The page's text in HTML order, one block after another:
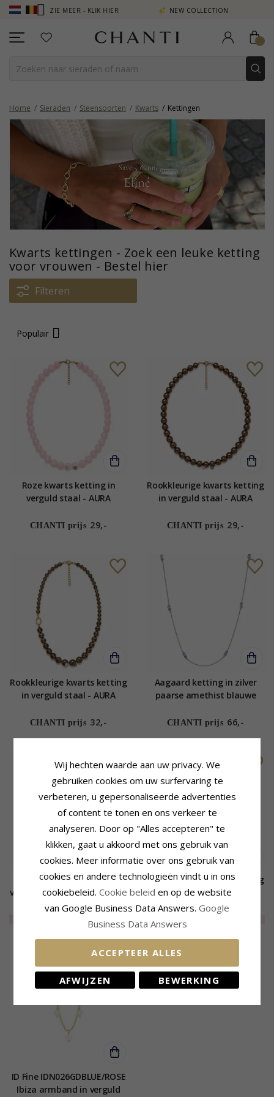
ZIE MEER - KLIK HIER NEW COLLECTION | AURA
Home Sieraden Steensoorten Kwarts Kettingen
Kwarts kettingen - Zoek een leuke ketting
voor vrouwen - Bestel hier
Filteren
Populair
Roze kwarts ketting in
verguld staal - AURA
CHANTI prijs 29,-
Rookkleurige kwarts ketting
in verguld staal - AURA
CHANTI prijs 29,-
Rookkleurige kwarts ketting
in verguld staal - AURA
CHANTI prijs 32,-
Aagaard ketting in zilver
paarse amethist blauwe
CHANTI prijs 66,-
Veelkleurig ketting in
verguld sterlingzilver - Loom
Stones
CHANTI prijs 97,-
49,-
Rookkleurige kwarts ketting
met hanger in verguld
messing - Eliné
CHANTI prijs 38,-
ID Fine IDN026GDBLUE/ROSE
Ibiza armband in verguld
Wij hechten waarde aan uw privacy. We
gebruiken cookies om uw surfervaring te
verbeteren, u gepersonaliseerde advertenties
of content te tonen en ons verkeer te
analyseren. Door op "Alles accepteren" te
klikken, gaat u akkoord met ons gebruik van
cookies. Meer informatie over ons gebruik van
cookies en andere technologieën vindt u in ons
cookiebeleid. Cookie beleid en op de website
van Google Business Data Answers. Google
Business Data Answers
ACCEPTEER ALLES
AFWIJZEN BEWERKING